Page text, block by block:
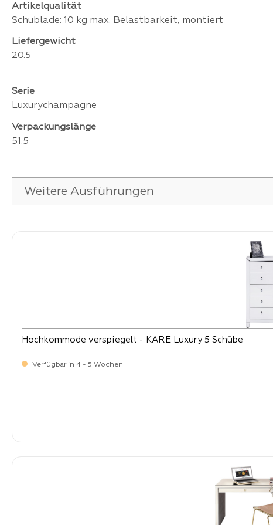
Artikelqualität
Schublade: 10 kg max. Belastbarkeit, montiert
Liefergewicht
20.5
Serie
Luxurychampagne
Verpackungslänge
51.5
Weitere Ausführungen
Hochkommode verspiegelt - KARE Luxury 5 Schübe
Verfügbar in 4 - 5 Wochen